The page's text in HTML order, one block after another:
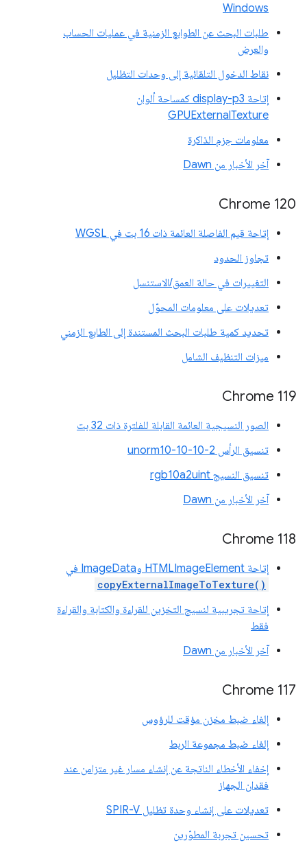
Windows
طلبات البحث عن الطوابع الزمنية في عمليات الحساب
والعرض
نقاط الدخول التلقائية إلى وحدات التظليل
إتاحة display-p3 كمساحة ألوان
GPUExternalTexture
معلومات حِزم الذاكرة
آخر الأخبار من Dawn
‫Chrome 120
إتاحة قيم الفاصلة العائمة ذات 16 بت في WGSL
تجاوز الحدود
التغييرات في حالة العمق/الاستنسل
تعديلات على معلومات المحوّل
تحديد كمية طلبات البحث المستندة إلى الطابع الزمني
ميزات التنظيف الشامل
‫Chrome 119
الصور النسيجية العائمة القابلة للفلترة ذات 32 بت
تنسيق الرأس unorm10-10-10-2
تنسيق النسيج rgb10a2uint
آخر الأخبار من Dawn
‫Chrome 118
إتاحة HTMLImageElement وImageData في
copyExternalImageToTexture()
إتاحة تجريبية لنسيج التخزين للقراءة والكتابة والقراءة
فقط
آخر الأخبار من Dawn
‫Chrome 117
إلغاء ضبط مخزن مؤقت للرؤوس
إلغاء ضبط مجموعة الربط
إخفاء الأخطاء الناتجة عن إنشاء مسار غير متزامن عند
فقدان الجهاز
تعديلات على إنشاء وحدة تظليل SPIR-V
تحسين تجربة المطوّرين